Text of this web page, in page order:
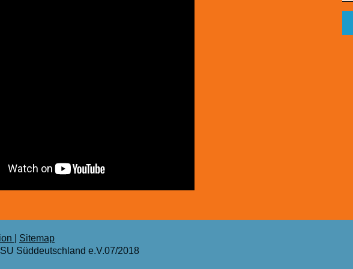
Sitemap
Süddeutschland e.V.07/2018